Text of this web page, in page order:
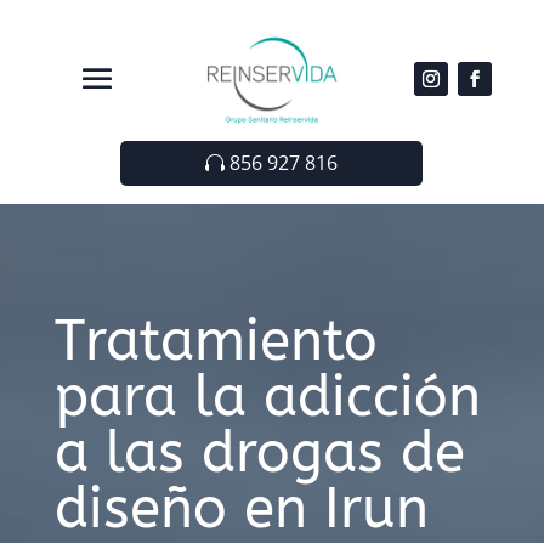
856 927 816
Tratamiento
para la adicción
a las drogas de
diseño en Irun